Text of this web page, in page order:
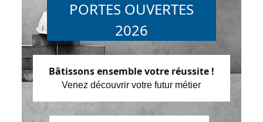
PORTES OUVERTES
2026
Bâtissons ensemble votre réussite !
Venez découvrir votre futur métier